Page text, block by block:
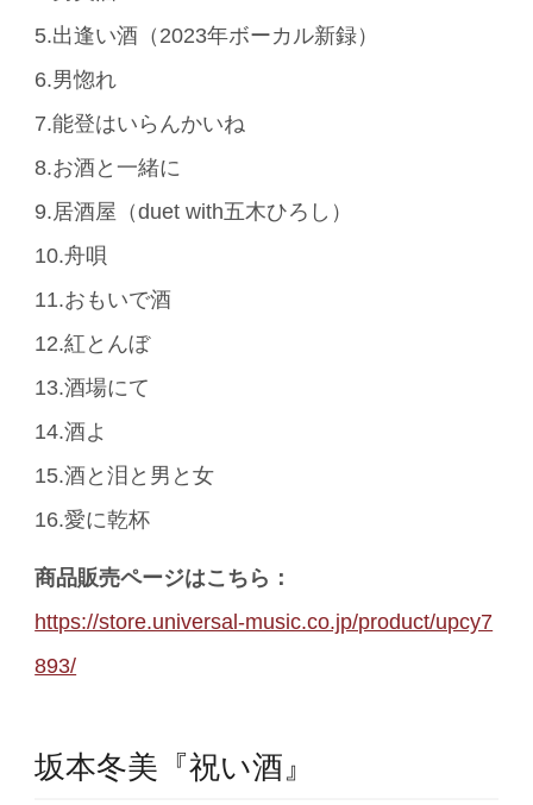
5.出逢い酒（2023年ボーカル新録）
6.男惚れ
7.能登はいらんかいね
8.お酒と一緒に
9.居酒屋（duet with五木ひろし）
10.舟唄
11.おもいで酒
12.紅とんぼ
13.酒場にて
14.酒よ
15.酒と泪と男と女
16.愛に乾杯
商品販売ページはこちら：
https://store.universal-music.co.jp/product/upcy7
893/
坂本冬美『祝い酒』